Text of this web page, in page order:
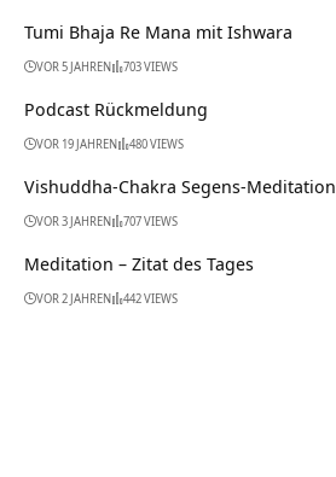
Tumi Bhaja Re Mana mit Ishwara
VOR 5 JAHREN 703 VIEWS
Podcast Rückmeldung
VOR 19 JAHREN 480 VIEWS
Vishuddha-Chakra Segens-Meditation
VOR 3 JAHREN 707 VIEWS
Meditation – Zitat des Tages
VOR 2 JAHREN 442 VIEWS